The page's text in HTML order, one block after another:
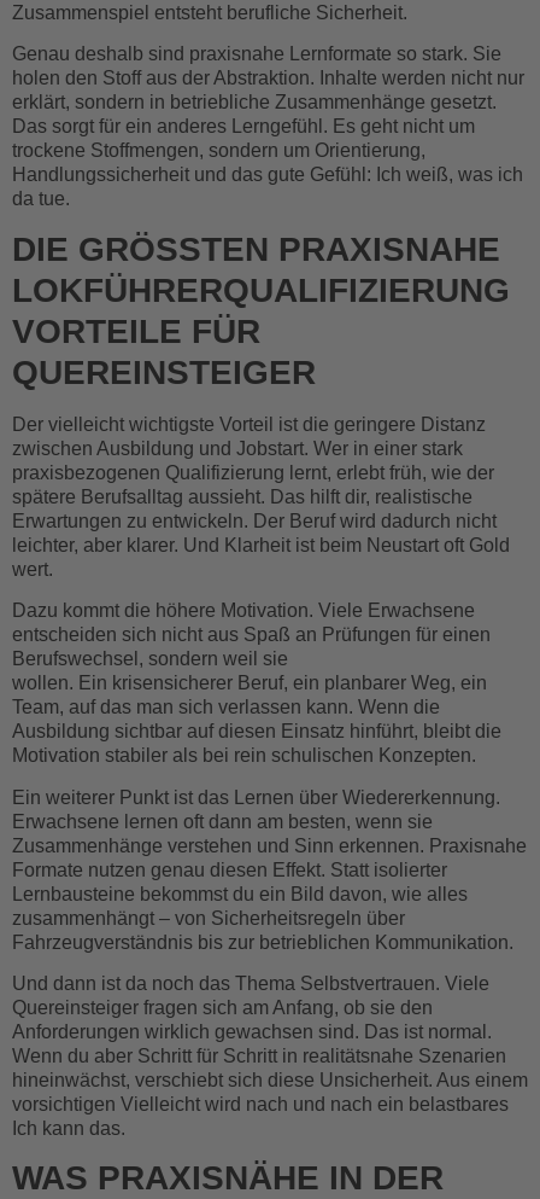
Zusammenspiel entsteht berufliche Sicherheit.
Genau deshalb sind praxisnahe Lernformate so stark. Sie
holen den Stoff aus der Abstraktion. Inhalte werden nicht nur
erklärt, sondern in betriebliche Zusammenhänge gesetzt.
Das sorgt für ein anderes Lerngefühl. Es geht nicht um
trockene Stoffmengen, sondern um Orientierung,
Handlungssicherheit und das gute Gefühl: Ich weiß, was ich
da tue.
DIE GRÖSSTEN PRAXISNAHE L
OKFÜHRERQUALIFIZIERUNG V
ORTEILE FÜR Q
UEREINSTEIGER
Der vielleicht wichtigste Vorteil ist die geringere Distanz
zwischen Ausbildung und Jobstart. Wer in einer stark
praxisbezogenen Qualifizierung lernt, erlebt früh, wie der
spätere Berufsalltag aussieht. Das hilft dir, realistische
Erwartungen zu entwickeln. Der Beruf wird dadurch nicht
leichter, aber klarer. Und Klarheit ist beim Neustart oft Gold
wert.
Dazu kommt die höhere Motivation. Viele Erwachsene
entscheiden sich nicht aus Spaß an Prüfungen für einen
Berufswechsel, sondern weil sie
wollen. Ein krisensicherer Beruf, ein planbarer Weg, ein
Team, auf das man sich verlassen kann. Wenn die
Ausbildung sichtbar auf diesen Einsatz hinführt, bleibt die
Motivation stabiler als bei rein schulischen Konzepten.
Ein weiterer Punkt ist das Lernen über Wiedererkennung.
Erwachsene lernen oft dann am besten, wenn sie
Zusammenhänge verstehen und Sinn erkennen. Praxisnahe
Formate nutzen genau diesen Effekt. Statt isolierter
Lernbausteine bekommst du ein Bild davon, wie alles
zusammenhängt – von Sicherheitsregeln über
Fahrzeugverständnis bis zur betrieblichen Kommunikation.
Und dann ist da noch das Thema Selbstvertrauen. Viele
Quereinsteiger fragen sich am Anfang, ob sie den
Anforderungen wirklich gewachsen sind. Das ist normal.
Wenn du aber Schritt für Schritt in realitätsnahe Szenarien
hineinwächst, verschiebt sich diese Unsicherheit. Aus einem
vorsichtigen Vielleicht wird nach und nach ein belastbares
Ich kann das.
WAS PRAXISNÄHE IN DER